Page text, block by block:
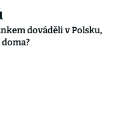
dováděli v Polsku,